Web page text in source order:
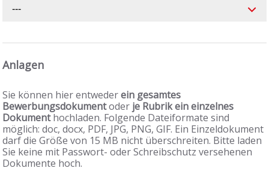
---
Anlagen
Sie können hier entwederein gesamtes
Bewerbungsdokumentoder je Rubrik ein einzelnes
Dokumenthochladen. Folgende Dateiformate sind
möglich: doc, docx, PDF, JPG, PNG, GIF. Ein Einzeldokument
darf die Größe von 15 MB nicht überschreiten. Bitte laden
Sie keine mit Passwort- oder Schreibschutz versehenen
Dokumente hoch.